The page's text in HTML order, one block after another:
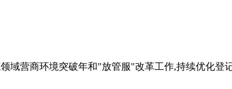
营商环境突破年和"放管服"改革工作,持续优化登